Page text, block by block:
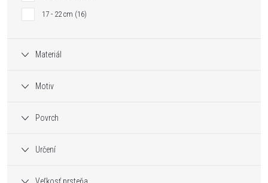
17 - 22 cm 16
Materiál
Motiv
Povrch
Určení